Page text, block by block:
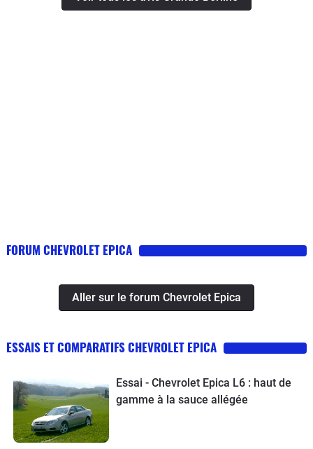
FORUM CHEVROLET EPICA
Aller sur le forum Chevrolet Epica
ESSAIS ET COMPARATIFS CHEVROLET EPICA
Essai - Chevrolet Epica L6 : haut de
gamme à la sauce allégée